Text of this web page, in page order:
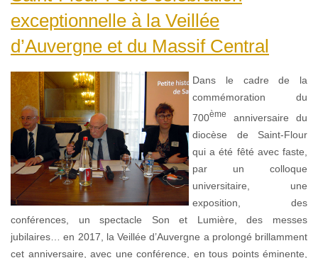
exceptionnelle à la Veillée
d’Auvergne et du Massif Central
Dans le cadre de la
commémoration du
700ème
anniversaire du
diocèse de Saint-Flour
qui a été fêté avec faste,
par un colloque
universitaire, une
exposition, des
conférences, un spectacle Son et Lumière, des messes
jubilaires… en 2017, la Veillée d’Auvergne a prolongé brillamment
cet anniversaire, avec une conférence, en tous points éminente,